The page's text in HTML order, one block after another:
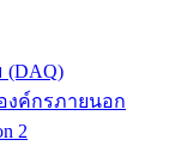
งค์กรภายนอก
2